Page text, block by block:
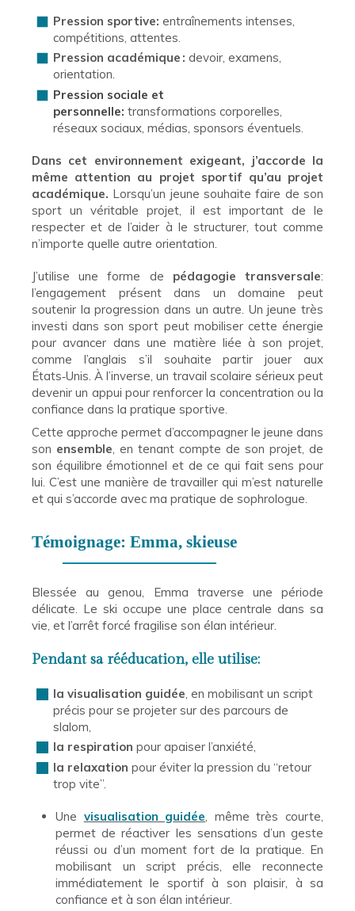
Pression sportive: entraînements intenses,
compétitions, attentes.
Pression académique : devoir, examens,
orientation.
Pression sociale et
personnelle: transformations corporelles,
réseaux sociaux, médias, sponsors éventuels.
Dans cet environnement exigeant, j’accorde la
même attention au projet sportif qu’au projet
académique. Lorsqu’un jeune souhaite faire de son
sport un véritable projet, il est important de le
respecter et de l’aider à le structurer, tout comme
n’importe quelle autre orientation.
J’utilise une forme de pédagogie transversale:
l’engagement présent dans un domaine peut
soutenir la progression dans un autre. Un jeune très
investi dans son sport peut mobiliser cette énergie
pour avancer dans une matière liée à son projet,
comme l’anglais s’il souhaite partir jouer aux
États‑Unis. À l’inverse, un travail scolaire sérieux peut
devenir un appui pour renforcer la concentration ou la
confiance dans la pratique sportive.
Cette approche permet d’accompagner le jeune dans
son ensemble, en tenant compte de son projet, de
son équilibre émotionnel et de ce qui fait sens pour
lui. C’est une manière de travailler qui m’est naturelle
et qui s’accorde avec ma pratique de sophrologue.
Témoignage: Emma, skieuse
Blessée au genou, Emma traverse une période
délicate. Le ski occupe une place centrale dans sa
vie, et l’arrêt forcé fragilise son élan intérieur.
Pendant sa rééducation, elle utilise:
la visualisation guidée, en mobilisant un script
précis pour se projeter sur des parcours de
slalom,
la respiration pour apaiser l’anxiété,
la relaxation pour éviter la pression du “retour
trop vite”.
Une visualisation guidée, même très courte,
permet de réactiver les sensations d’un geste
réussi ou d’un moment fort de la pratique. En
mobilisant un script précis, elle reconnecte
immédiatement le sportif à son plaisir, à sa
confiance et à son élan intérieur.